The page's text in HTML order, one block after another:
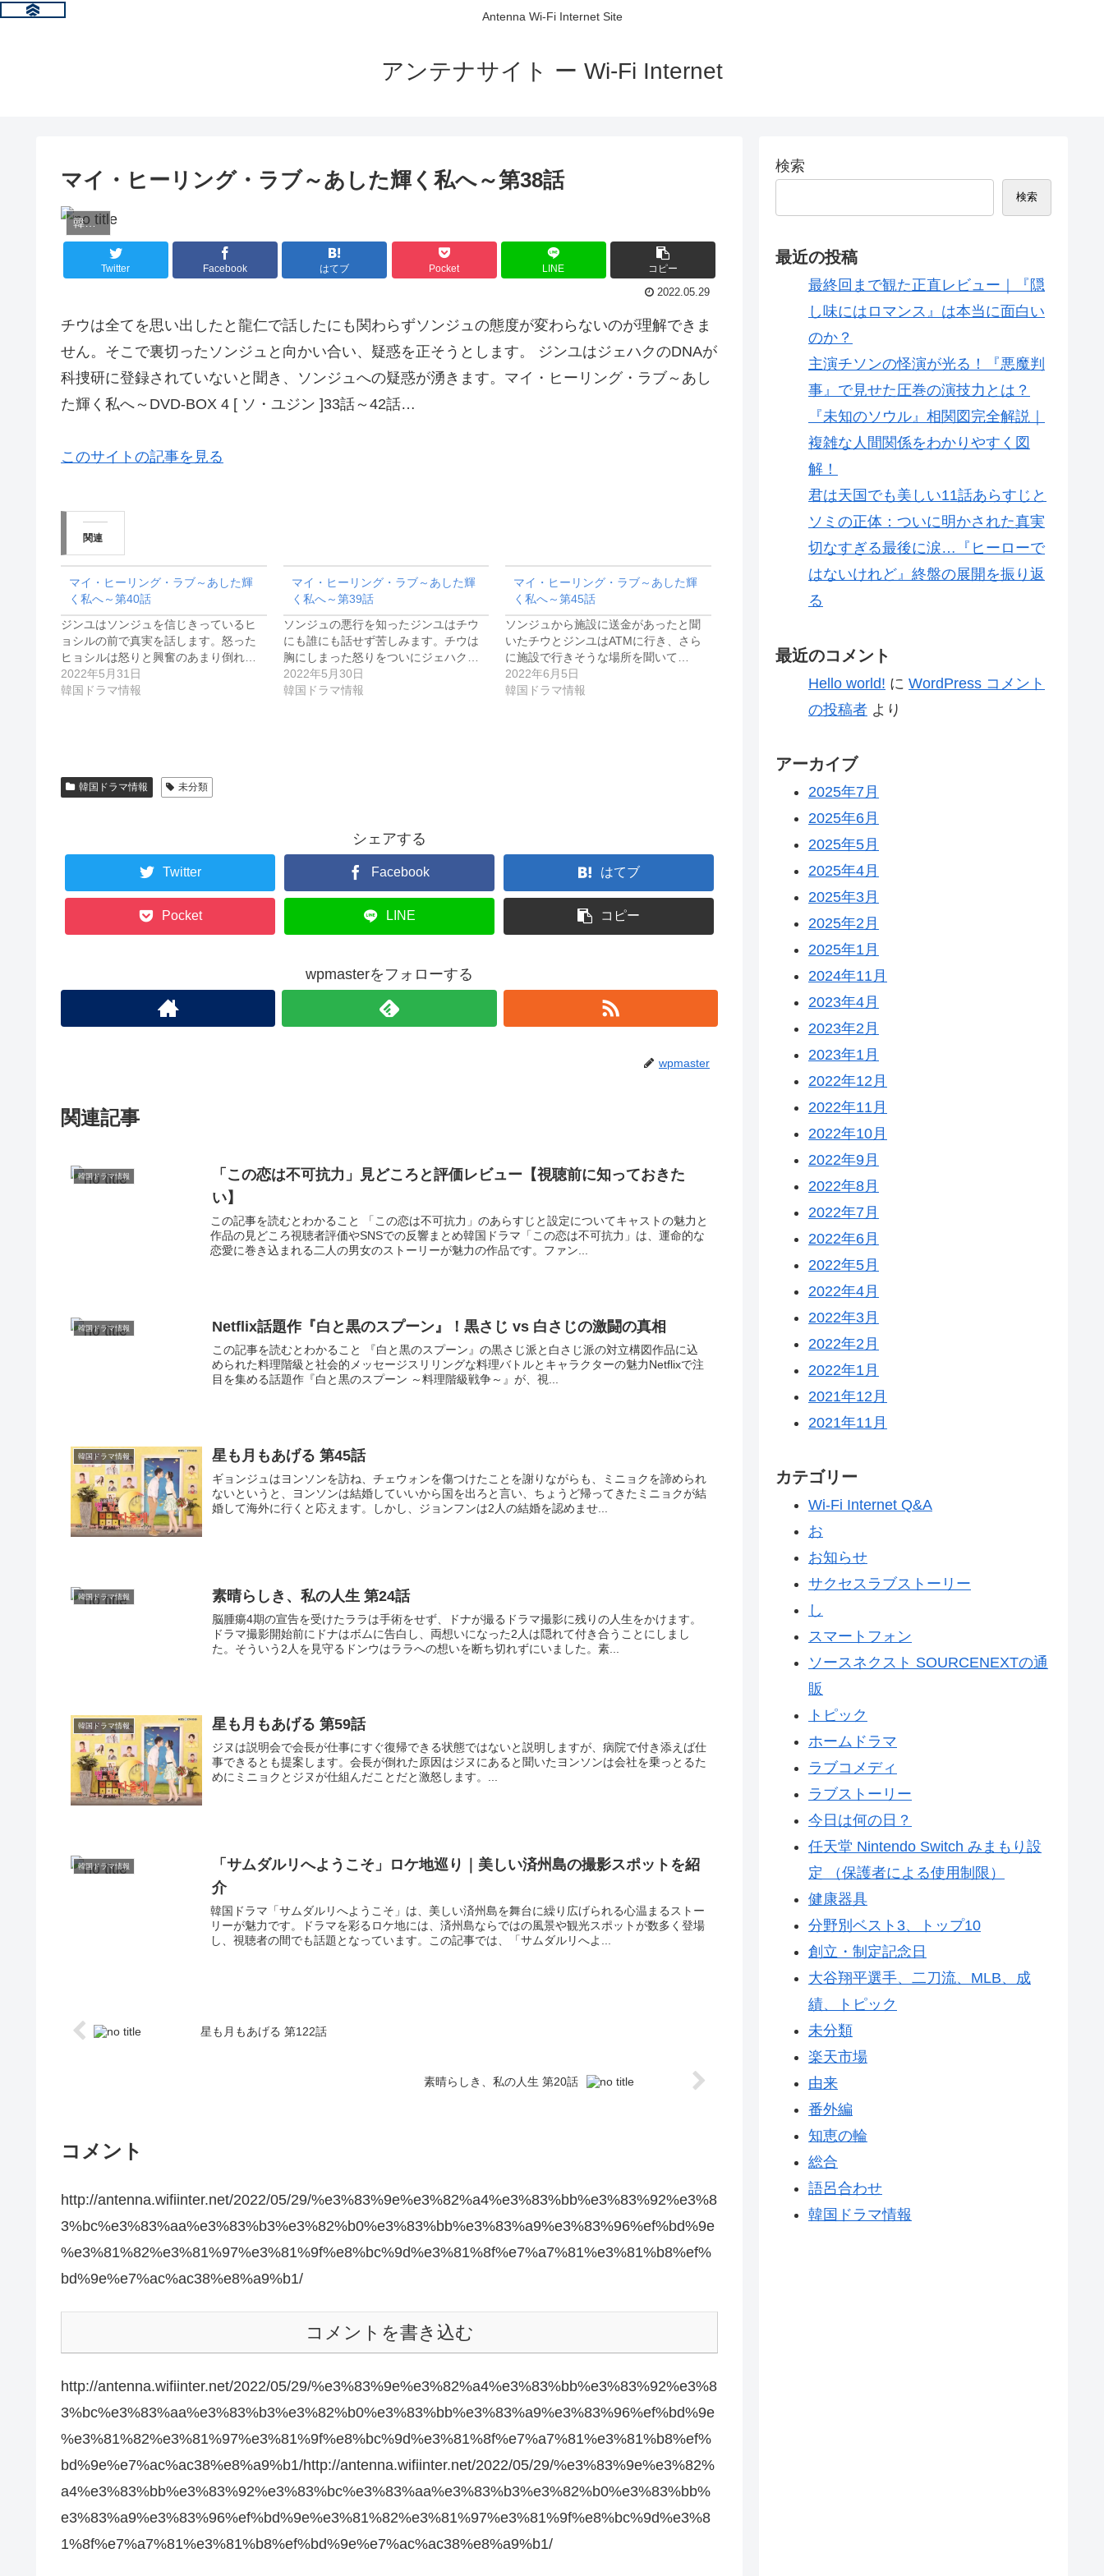
Antenna Wi-Fi Internet Site
アンテナサイト ー Wi-Fi Internet
マイ・ヒーリング・ラブ～あした輝く私へ～第38話
韓国ドラマ情報
Twitter Facebook はてブ Pocket LINE コピー
2022.05.29
チウは全てを思い出したと龍仁で話したにも関わらずソンジュの態度が変わらないのが理解できま
せん。そこで裏切ったソンジュと向かい合い、疑惑を正そうとします。 ジンユはジェハクのDNAが
科捜研に登録されていないと聞き、ソンジュへの疑惑が湧きます。マイ・ヒーリング・ラブ～あし
た輝く私へ～DVD-BOX 4 [ ソ・ユジン ]33話～42話…
このサイトの記事を見る
関連
マイ・ヒーリング・ラブ～あした輝
く私へ～第40話
ジンユはソンジュを信じきっているヒ
ョシルの前で真実を話します。怒った
ヒョシルは怒りと興奮のあまり倒れ…
2022年5月31日
韓国ドラマ情報
マイ・ヒーリング・ラブ～あした輝
く私へ～第39話
ソンジュの悪行を知ったジンユはチウ
にも誰にも話せず苦しみます。チウは
胸にしまった怒りをついにジェハク…
2022年5月30日
韓国ドラマ情報
マイ・ヒーリング・ラブ～あした輝
く私へ～第45話
ソンジュから施設に送金があったと聞
いたチウとジンユはATMに行き、さら
に施設で行きそうな場所を聞いて…
2022年6月5日
韓国ドラマ情報
韓国ドラマ情報 未分類
シェアする
Twitter Facebook はてブ
Pocket LINE コピー
wpmasterをフォローする
wpmaster
関連記事
韓国ドラマ情報
「この恋は不可抗力」見どころと評価レビュー【視聴前に知っておきた
い】
この記事を読むとわかること 「この恋は不可抗力」のあらすじと設定についてキャストの魅力と
作品の見どころ視聴者評価やSNSでの反響まとめ韓国ドラマ「この恋は不可抗力」は、運命的な
恋愛に巻き込まれる二人の男女のストーリーが魅力の作品です。ファン...
韓国ドラマ情報 Netflix話題作『白と黒のスプーン』！黒さじ vs 白さじの激闘の真相
この記事を読むとわかること 『白と黒のスプーン』の黒さじ派と白さじ派の対立構図作品に込
められた料理階級と社会的メッセージスリリングな料理バトルとキャラクターの魅力Netflixで注
目を集める話題作『白と黒のスプーン ～料理階級戦争～』が、視...
韓国ドラマ情報 星も月もあげる 第45話
ギョンジュはヨンソンを訪ね、チェウォンを傷つけたことを謝りながらも、ミニョクを諦められ
ないというと、ヨンソンは結婚していいから国を出ろと言い、ちょうど帰ってきたミニョクが結
婚して海外に行くと応えます。しかし、ジョンフンは2人の結婚を認めませ...
韓国ドラマ情報 素晴らしき、私の人生 第24話
脳腫瘍4期の宣告を受けたララは手術をせず、ドナが撮るドラマ撮影に残りの人生をかけます。
ドラマ撮影開始前にドナはボムに告白し、両想いになった2人は隠れて付き合うことにしまし
た。そういう2人を見守るドンウはララへの想いを断ち切れずにいました。素...
韓国ドラマ情報 星も月もあげる 第59話
ジヌは説明会で会長が仕事にすぐ復帰できる状態ではないと説明しますが、病院で付き添えば仕
事できるとも提案します。会長が倒れた原因はジヌにあると聞いたヨンソンは会社を乗っとるた
めにミニョクとジヌが仕組んだことだと激怒します。...
韓国ドラマ情報
「サムダルリへようこそ」ロケ地巡り｜美しい済州島の撮影スポットを紹
介
韓国ドラマ「サムダルリへようこそ」は、美しい済州島を舞台に繰り広げられる心温まるストー
リーが魅力です。ドラマを彩るロケ地には、済州島ならではの風景や観光スポットが数多く登場
し、視聴者の間でも話題となっています。この記事では、「サムダルリへよ...
星も月もあげる 第122話
素晴らしき、私の人生 第20話
コメント
http://antenna.wifiinter.net/2022/05/29/%e3%83%9e%e3%82%a4%e3%83%bb%e3%83%92%e3%8
3%bc%e3%83%aa%e3%83%b3%e3%82%b0%e3%83%bb%e3%83%a9%e3%83%96%ef%bd%9e
%e3%81%82%e3%81%97%e3%81%9f%e8%bc%9d%e3%81%8f%e7%a7%81%e3%81%b8%ef%
bd%9e%e7%ac%ac38%e8%a9%b1/
コメントを書き込む
http://antenna.wifiinter.net/2022/05/29/%e3%83%9e%e3%82%a4%e3%83%bb%e3%83%92%e3%8
3%bc%e3%83%aa%e3%83%b3%e3%82%b0%e3%83%bb%e3%83%a9%e3%83%96%ef%bd%9e
%e3%81%82%e3%81%97%e3%81%9f%e8%bc%9d%e3%81%8f%e7%a7%81%e3%81%b8%ef%
bd%9e%e7%ac%ac38%e8%a9%b1/http://antenna.wifiinter.net/2022/05/29/%e3%83%9e%e3%82%
a4%e3%83%bb%e3%83%92%e3%83%bc%e3%83%aa%e3%83%b3%e3%82%b0%e3%83%bb%
e3%83%a9%e3%83%96%ef%bd%9e%e3%81%82%e3%81%97%e3%81%9f%e8%bc%9d%e3%8
1%8f%e7%a7%81%e3%81%b8%ef%bd%9e%e7%ac%ac38%e8%a9%b1/
検索
検索
最近の投稿
最終回まで観た正直レビュー｜『隠
し味にはロマンス』は本当に面白い
のか？
主演チソンの怪演が光る！『悪魔判
事』で見せた圧巻の演技力とは？
『未知のソウル』相関図完全解説｜
複雑な人間関係をわかりやすく図
解！
君は天国でも美しい11話あらすじと
ソミの正体：ついに明かされた真実
切なすぎる最後に涙…『ヒーローで
はないけれど』終盤の展開を振り返
る
最近のコメント
Hello world! に WordPress コメント
の投稿者 より
アーカイブ
2025年7月
2025年6月
2025年5月
2025年4月
2025年3月
2025年2月
2025年1月
2024年11月
2023年4月
2023年2月
2023年1月
2022年12月
2022年11月
2022年10月
2022年9月
2022年8月
2022年7月
2022年6月
2022年5月
2022年4月
2022年3月
2022年2月
2022年1月
2021年12月
2021年11月
カテゴリー
Wi-Fi Internet Q&A
お
お知らせ
サクセスラブストーリー
し
スマートフォン
ソースネクスト SOURCENEXTの通
販
トピック
ホームドラマ
ラブコメディ
ラブストーリー
今日は何の日？
任天堂 Nintendo Switch みまもり設
定 （保護者による使用制限）
健康器具
分野別ベスト3、トップ10
創立・制定記念日
大谷翔平選手、二刀流、MLB、成
績、トピック
未分類
楽天市場
由来
番外編
知恵の輪
総合
語呂合わせ
韓国ドラマ情報